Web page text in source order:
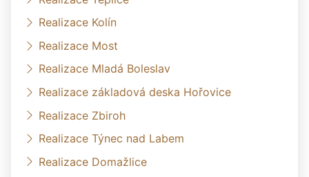
Realizace Kolín
Realizace Most
Realizace Mladá Boleslav
Realizace základová deska Hořovice
Realizace Zbiroh
Realizace Týnec nad Labem
Realizace Domažlice